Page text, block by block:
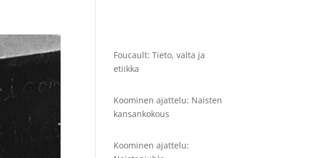
Foucault: Tieto, valta ja
etiikka
Koominen ajattelu: Naisten
kansankokous
Koominen ajattelu: